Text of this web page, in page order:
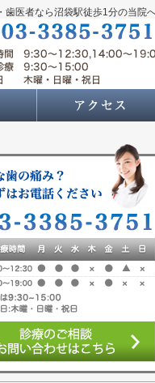
歯医者なら沼袋駅徒歩1分の当院へ